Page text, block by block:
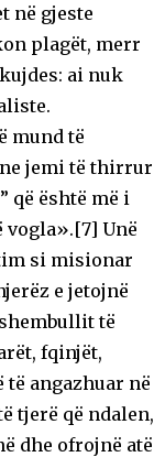
në gjeste
plagët, merr
ai nuk
mund të
jemi të thirrur
që është më i
vogla».[7] Unë
si misionar
e jetojnë
të
fqinjët,
të angazhuar në
tjerë që ndalen,
dhe ofrojnë atë